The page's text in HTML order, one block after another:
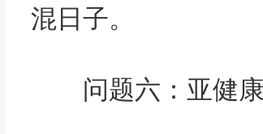
混日子。
问题六：亚健康